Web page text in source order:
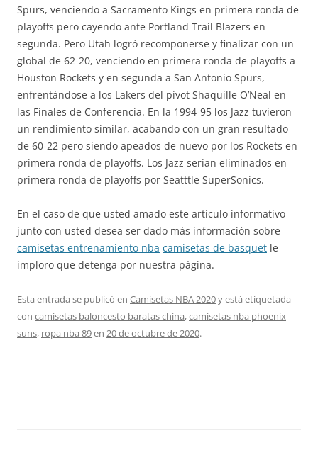
Spurs, venciendo a Sacramento Kings en primera ronda de
playoffs pero cayendo ante Portland Trail Blazers en
segunda. Pero Utah logró recomponerse y finalizar con un
global de 62-20, venciendo en primera ronda de playoffs a
Houston Rockets y en segunda a San Antonio Spurs,
enfrentándose a los Lakers del pívot Shaquille O’Neal en
las Finales de Conferencia. En la 1994-95 los Jazz tuvieron
un rendimiento similar, acabando con un gran resultado
de 60-22 pero siendo apeados de nuevo por los Rockets en
primera ronda de playoffs. Los Jazz serían eliminados en
primera ronda de playoffs por Seatttle SuperSonics.
En el caso de que usted amado este artículo informativo
junto con usted desea ser dado más información sobre
camisetas entrenamiento nba camisetas de basquet le
imploro que detenga por nuestra página.
Esta entrada se publicó en Camisetas NBA 2020y está etiquetada
con camisetas baloncesto baratas china,camisetas nba phoenix
suns, ropa nba 89en 20 de octubre de 2020.